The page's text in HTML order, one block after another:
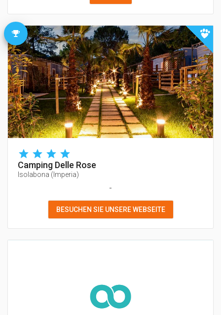
Camping Delle Rose
Isolabona ( Imperia)
-
BESUCHEN SIE UNSERE WEBSEITE